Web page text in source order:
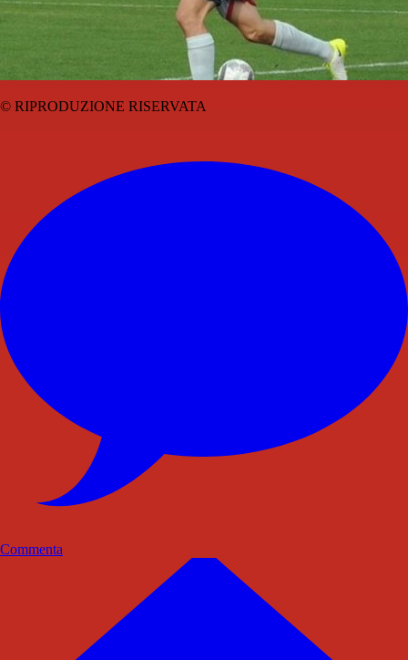
© RIPRODUZIONE RISERVATA
Commenta